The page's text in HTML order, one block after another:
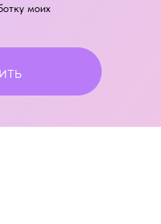
моих